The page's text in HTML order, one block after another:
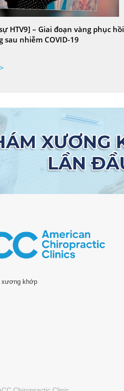
HTV9] – Giai đoạn vàng phục hồi
sau nhiễm COVID-19
xương khớp